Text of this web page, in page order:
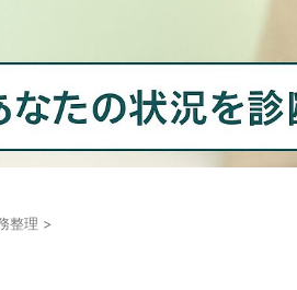
整理 >